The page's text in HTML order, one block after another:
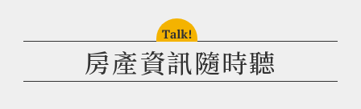
talk!
房產資訊隨時聽